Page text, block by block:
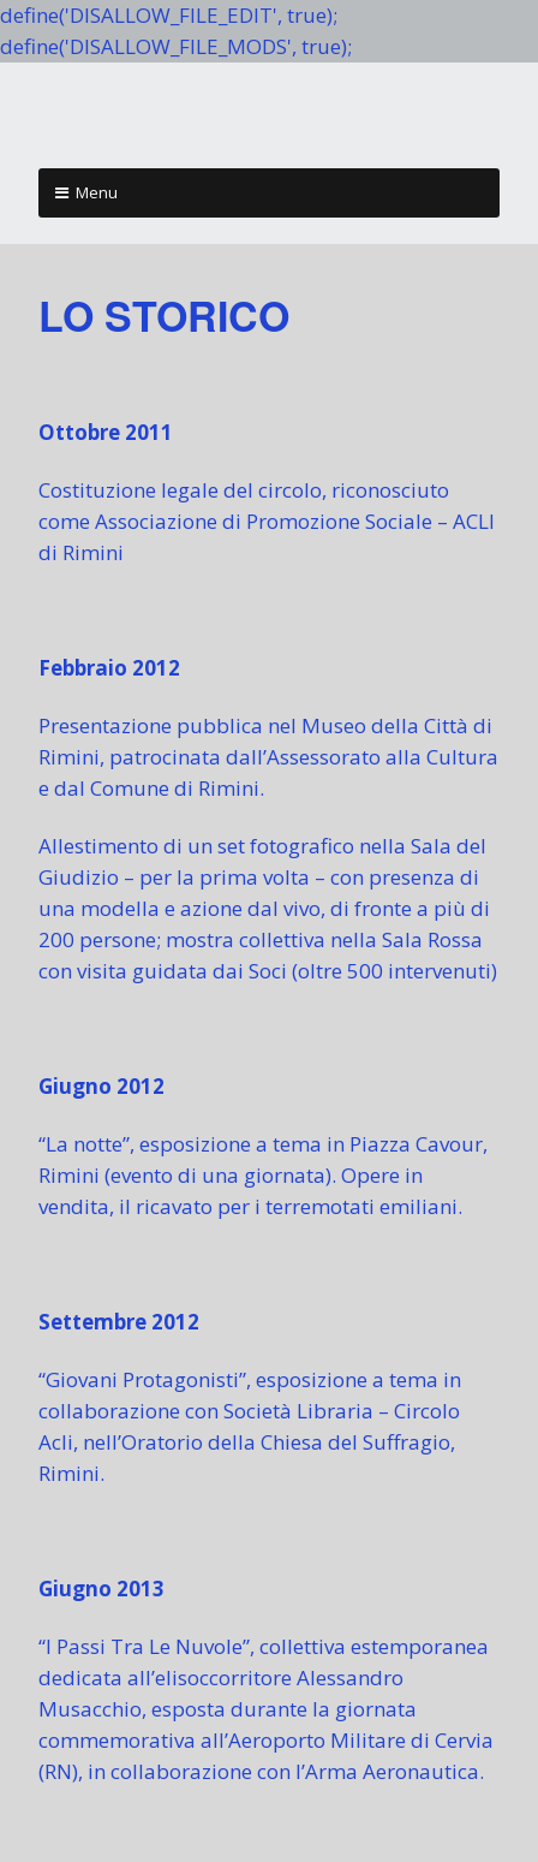
define('DISALLOW_FILE_EDIT', true);
define('DISALLOW_FILE_MODS', true);
Menu
LO STORICO
Ottobre 2011
Costituzione legale del circolo, riconosciuto
come Associazione di Promozione Sociale – ACLI
di Rimini
Febbraio 2012
Presentazione pubblica nel Museo della Città di
Rimini, patrocinata dall’Assessorato alla Cultura
e dal Comune di Rimini.
Allestimento di un set fotografico nella Sala del
Giudizio – per la prima volta – con presenza di
una modella e azione dal vivo, di fronte a più di
200 persone; mostra collettiva nella Sala Rossa
con visita guidata dai Soci (oltre 500 intervenuti)
Giugno 2012
“La notte”, esposizione a tema in Piazza Cavour,
Rimini (evento di una giornata). Opere in
vendita, il ricavato per i terremotati emiliani.
Settembre 2012
“Giovani Protagonisti”, esposizione a tema in
collaborazione con Società Libraria – Circolo
Acli, nell’Oratorio della Chiesa del Suffragio,
Rimini.
Giugno 2013
“I Passi Tra Le Nuvole”, collettiva estemporanea
dedicata all’elisoccorritore Alessandro
Musacchio, esposta durante la giornata
commemorativa all’Aeroporto Militare di Cervia
(RN), in collaborazione con l’Arma Aeronautica.